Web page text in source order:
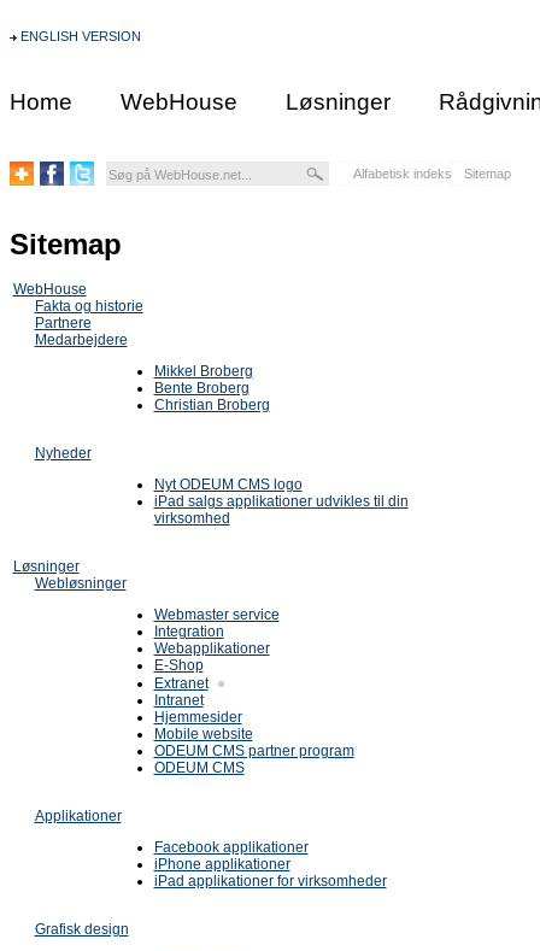
ENGLISH VERSION
Home WebHouse Løsninger
Alfabetisk indeks Sitemap
Sitemap
WebHouse
Fakta og historie
Partnere
Medarbejdere
Mikkel Broberg
Bente Broberg
Christian Broberg
Nyheder
Nyt ODEUM CMS logo
iPad salgs applikationer udvikles til din
virksomhed
Løsninger
Webløsninger
Webmaster service
Integration
Webapplikationer
E-Shop
Extranet
Intranet
Hjemmesider
Mobile website
ODEUM CMS partner program
ODEUM CMS
Applikationer
Facebook applikationer
iPhone applikationer
iPad applikationer for virksomheder
Grafisk design